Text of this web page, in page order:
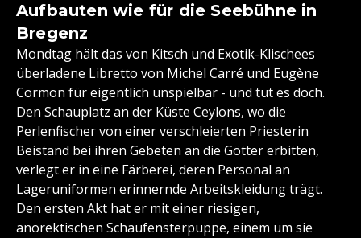
Aufbauten wie für die Seebühne in
Bregenz
Mondtag hält das von Kitsch und Exotik-Klischees
überladene Libretto von Michel Carré und Eugène
Cormon für eigentlich unspielbar - und tut es doch.
Den Schauplatz an der Küste Ceylons, wo die
Perlenfischer von einer verschleierten Priesterin
Beistand bei ihren Gebeten an die Götter erbitten,
verlegt er in eine Färberei, deren Personal an
Lageruniformen erinnernde Arbeitskleidung trägt.
Den ersten Akt hat er mit einer riesigen,
anorektischen Schaufensterpuppe, einem um sie